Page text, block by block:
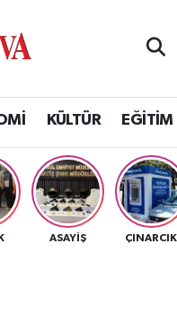
KÜLTÜR EĞİTİM
ASAYİŞ ÇINARCIK